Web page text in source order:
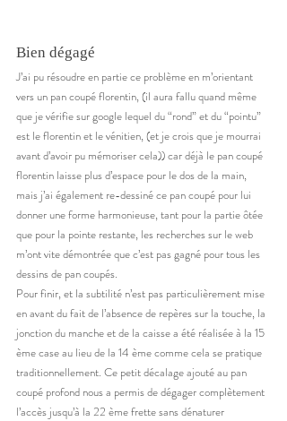
Bien dégagé
J’ai pu résoudre en partie ce problème en m’orientant
vers un pan coupé florentin, (il aura fallu quand même
que je vérifie sur google lequel du “rond” et du “pointu”
est le florentin et le vénitien, (et je crois que je mourrai
avant d’avoir pu mémoriser cela)) car déjà le pan coupé
florentin laisse plus d’espace pour le dos de la main,
mais j’ai également re-dessiné ce pan coupé pour lui
donner une forme harmonieuse, tant pour la partie ôtée
que pour la pointe restante, les recherches sur le web
m’ont vite démontrée que c’est pas gagné pour tous les
dessins de pan coupés.
Pour finir, et la subtilité n’est pas particulièrement mise
en avant du fait de l’absence de repères sur la touche, la
jonction du manche et de la caisse a été réalisée à la 15
ème case au lieu de la 14 ème comme cela se pratique
traditionnellement. Ce petit décalage ajouté au pan
coupé profond nous a permis de dégager complètement
l’accès jusqu’à la 22 ème frette sans dénaturer